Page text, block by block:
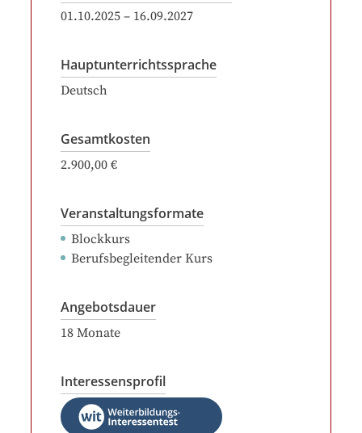
01.10.2025 – 16.09.2027
Hauptunterrichtssprache
Deutsch
Gesamtkosten
2.900,00 €
Veranstaltungsformate
Blockkurs
Berufsbegleitender Kurs
Angebotsdauer
18 Monate
Interessensprofil